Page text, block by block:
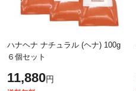
ハナヘナ ナチュラル (ヘナ) 100g
６個セット
11,880円